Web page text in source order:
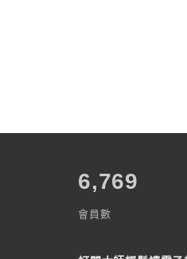
7,787
會員數